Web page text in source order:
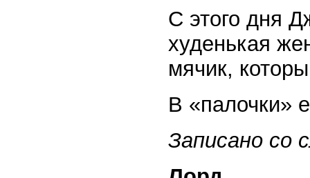
С этого дня
худенькая
мячик,
В «палочки»
Записано со